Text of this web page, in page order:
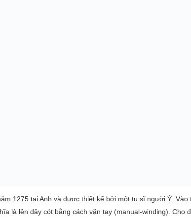
1275 tại Anh và được thiết kế bởi một tu sĩ người Ý.
là lên dây cót bằng cách vặn tay (manual-winding). Cho